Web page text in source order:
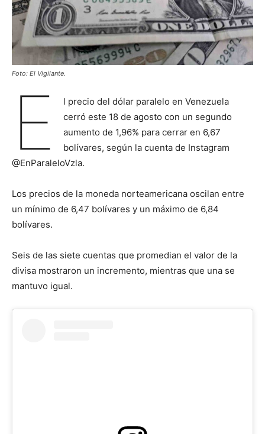
Foto: El Vigilante.
E
l precio del dólar paralelo en Venezuela
cerró este 18 de agosto con un segundo
aumento de 1,96% para cerrar en 6,67
bolívares, según la cuenta de Instagram
@EnParaleloVzla.
Los precios de la moneda norteamericana oscilan entre
un mínimo de 6,47 bolívares y un máximo de 6,84
bolívares.
Seis de las siete cuentas que promedian el valor de la
divisa mostraron un incremento, mientras que una se
mantuvo igual.